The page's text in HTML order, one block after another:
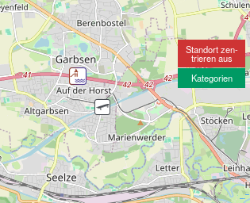
Standort zen-
trieren aus
Kategorien